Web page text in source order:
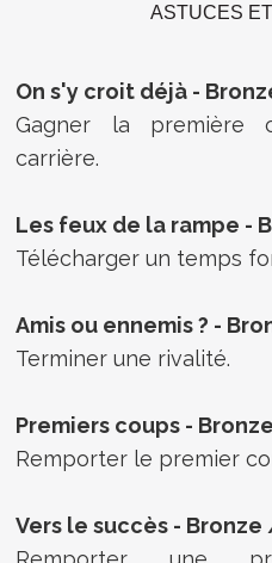
ASTUCES
On s'y croit déjà -
Gagner la première
carrière.
Les feux de la rampe -
Télécharger un temps
Amis ou ennemis ? -
Terminer une rivalité.
Premiers coups -
Remporter le premier
Vers le succès - Bronze